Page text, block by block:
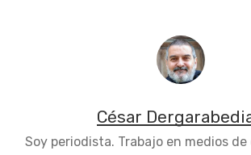
César
Soy periodista. Trabajo en medios